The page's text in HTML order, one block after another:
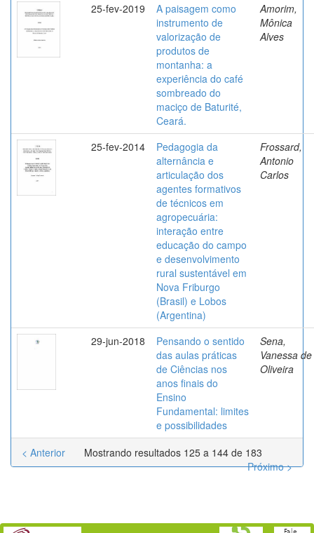
25-fev-2019
A paisagem como
instrumento de
valorização de
produtos de
montanha: a
experiência do café
sombreado do
maciço de Baturité,
Ceará.
Amorim,
Mônica
Alves
25-fev-2014
Pedagogia da
alternância e
articulação dos
agentes formativos
de técnicos em
agropecuária:
interação entre
educação do campo
e desenvolvimento
rural sustentável em
Nova Friburgo
(Brasil) e Lobos
(Argentina)
Frossard,
Antonio
Carlos
29-jun-2018
Pensando o sentido
das aulas práticas
de Ciências nos
anos finais do
Ensino
Fundamental: limites
e possibilidades
Sena,
Vanessa de
Oliveira
Mostrando resultados 125 a 144 de 183
< Anterior
Próximo >